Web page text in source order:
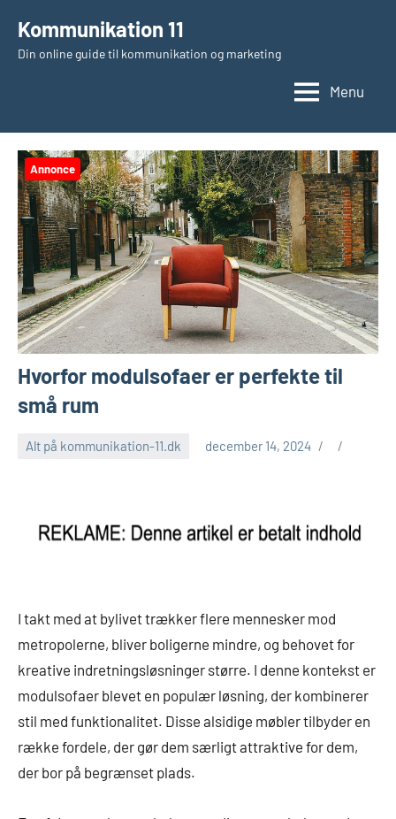
indhold
Kommunikation 11
Din online guide til kommunikation og marketing
Menu
Annonce
Hvorfor modulsofaer er perfekte til
små rum
Alt på kommunikation-11.dk december 14, 2024
I takt med at bylivet trækker flere mennesker mod
metropolerne, bliver boligerne mindre, og behovet for
kreative indretningsløsninger større. I denne kontekst er
modulsofaer blevet en populær løsning, der kombinerer
stil med funktionalitet. Disse alsidige møbler tilbyder en
række fordele, der gør dem særligt attraktive for dem,
der bor på begrænset plads.